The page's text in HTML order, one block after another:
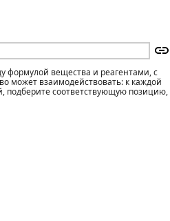
формулой вещества и реагентами, с
может взаимодействовать: к каждой
подберите соответствующую позицию,